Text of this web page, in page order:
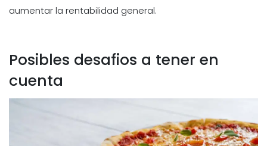
aumentar la rentabilidad general.
Posibles desafios a tener en
cuenta